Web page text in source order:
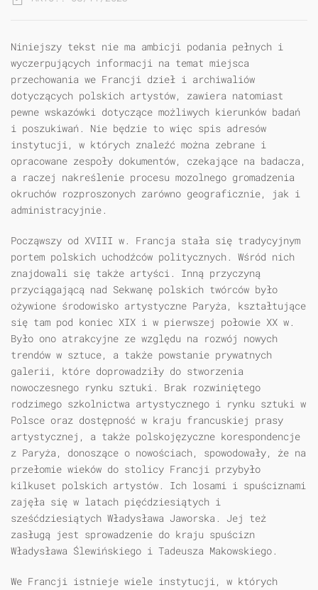
Niniejszy tekst nie ma ambicji podania pełnych i
wyczerpujących informacji na temat miejsca
przechowania we Francji dzieł i archiwaliów
dotyczących polskich artystów, zawiera natomiast
pewne wskazówki dotyczące możliwych kierunków badań
i poszukiwań. Nie będzie to więc spis adresów
instytucji, w których znaleźć można zebrane i
opracowane zespoły dokumentów, czekające na badacza,
a raczej nakreślenie procesu mozolnego gromadzenia
okruchów rozproszonych zarówno geograficznie, jak i
administracyjnie.
Począwszy od XVIII w. Francja stała się tradycyjnym
portem polskich uchodźców politycznych. Wśród nich
znajdowali się także artyści. Inną przyczyną
przyciągającą nad Sekwanę polskich twórców było
ożywione środowisko artystyczne Paryża, kształtujące
się tam pod koniec XIX i w pierwszej połowie XX w.
Było ono atrakcyjne ze względu na rozwój nowych
trendów w sztuce, a także powstanie prywatnych
galerii, które doprowadziły do stworzenia
nowoczesnego rynku sztuki. Brak rozwiniętego
rodzimego szkolnictwa artystycznego i rynku sztuki w
Polsce oraz dostępność w kraju francuskiej prasy
artystycznej, a także polskojęzyczne korespondencje
z Paryża, donoszące o nowościach, spowodowały, że na
przełomie wieków do stolicy Francji przybyło
kilkuset polskich artystów. Ich losami i spuściznami
zajęła się w latach pięćdziesiątych i
sześćdziesiątych Władysława Jaworska. Jej też
zasługą jest sprowadzenie do kraju spuścizn
Władysława Ślewińskiego i Tadeusza Makowskiego.
We Francji istnieje wiele instytucji, w których